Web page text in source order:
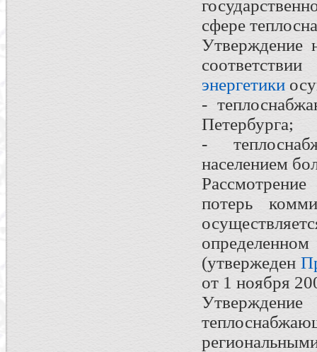
сфере
Утверждение
энергетики
-
Петербурга;
-
населением
потерь
(утвержеден
от 1 ноября